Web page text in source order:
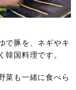
で豚を、ネギやキ
韓国料理です。
菜も一緒に食べら